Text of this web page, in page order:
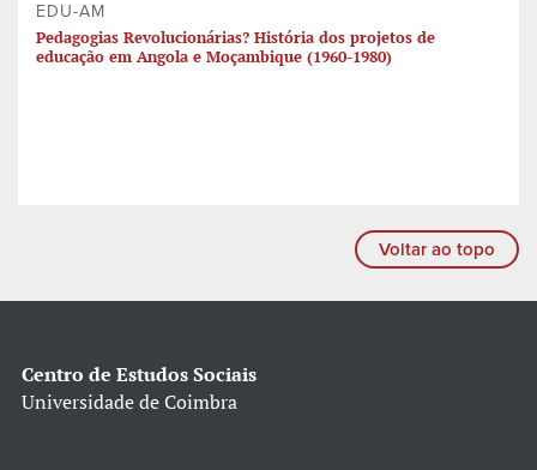
EDU-AM
Pedagogias Revolucionárias? História dos projetos de
educação em Angola e Moçambique (1960-1980)
Voltar ao topo
Centro de Estudos Sociais
Universidade de Coimbra